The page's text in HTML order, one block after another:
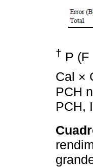
† P (F
Cal ×
PCH
PCH,